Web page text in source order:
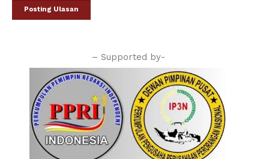
– Supported by-